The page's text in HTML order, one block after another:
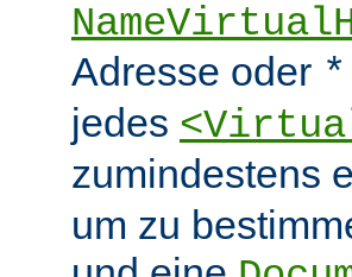
Adresse oder *
jedes
zumindestens
um zu